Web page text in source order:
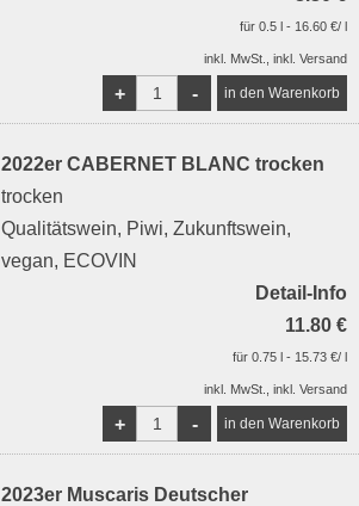
für 0.5 l - 16.60 €/ l
inkl. MwSt., inkl. Versand
-
+
2022er CABERNET BLANC trocken
trocken
Qualitätswein, Piwi, Zukunftswein,
vegan, ECOVIN
Detail-Info
11.80 €
für 0.75 l - 15.73 €/ l
inkl. MwSt., inkl. Versand
-
+
2023er Muscaris Deutscher